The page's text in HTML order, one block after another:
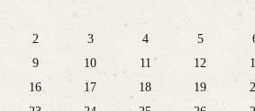
2
3 4 5
9
10 11 12
16
17 18 19